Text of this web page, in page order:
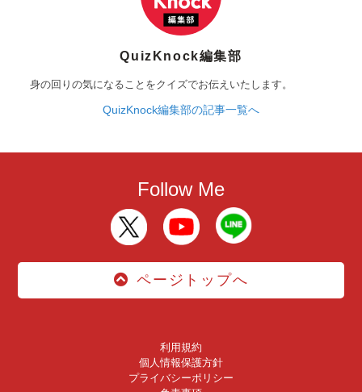
QuizKnock編集部
身の回りの気になることをクイズでお伝えいたします。
QuizKnock編集部の記事一覧へ
Follow Me
ページトップへ
利用規約
個人情報保護方針
プライバシーポリシー